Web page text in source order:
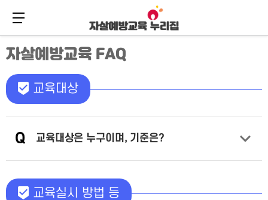
주
메
뉴
로
가
본
문
바
가
기
메뉴 버튼
자살예방교육 FAQ
교육대상
Q 교육대상은 누구이며, 기준은?
교육실시 방법 등